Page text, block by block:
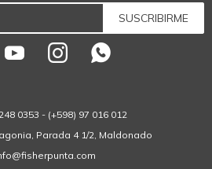
0353 - (+598) 97 016 012
Parada 4 1/2, Maldonado
SUSCRIBIRME
  